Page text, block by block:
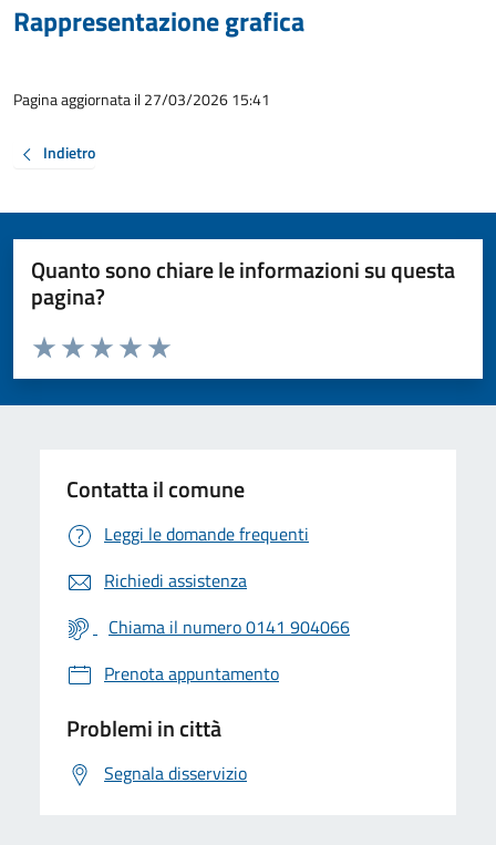
Rappresentazione grafica
Pagina aggiornata il 27/03/2026 15:41
Indietro
Quanto sono chiare le informazioni su questa
pagina?
Valuta da 1 a 5 stelle la pagina
Valuta 5 stelle su 5
Valuta 4 stelle su 5
Valuta 3 stelle su 5
Valuta 2 stelle su 5
Valuta 1 stelle su 5
Contatta il comune
Leggi le domande frequenti
Richiedi assistenza
Chiama il numero 0141 904066
Prenota appuntamento
Problemi in città
Segnala disservizio